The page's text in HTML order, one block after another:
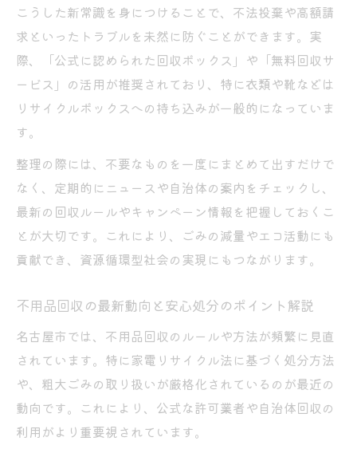
回収ボックス活用による不用品回収の手軽
な進め方
不用品回収で失敗しないための注意点まと
め
不用品回収で衣類や家電を賢くスッキリ整
理
回収ボックスを使った衣類不用品回収の方
法
家電リサイクル法に沿った不用品回収の実
不用な靴や衣類のリサイクル回収ボックス
活用法
不用品回収で家電処分の手順と注意点を知
る
回収ボックスの賢い使い方と注意点とは
不用品回収で注目の回収ボックス活用方法
こうした新常識を身につけることで、不法投棄や高額請
求といったトラブルを未然に防ぐことができます。実
際、「公式に認められた回収ボックス」や「無料回収サ
ービス」の活用が推奨されており、特に衣類や靴などは
リサイクルボックスへの持ち込みが一般的になっていま
す。
整理の際には、不要なものを一度にまとめて出すだけで
なく、定期的にニュースや自治体の案内をチェックし、
最新の回収ルールやキャンペーン情報を把握しておくこ
とが大切です。これにより、ごみの減量やエコ活動にも
貢献でき、資源循環型社会の実現にもつながります。
不用品回収の最新動向と安心処分のポイント解説
名古屋市では、不用品回収のルールや方法が頻繁に見直
されています。特に家電リサイクル法に基づく処分方法
や、粗大ごみの取り扱いが厳格化されているのが最近の
動向です。これにより、公式な許可業者や自治体回収の
利用がより重要視されています。